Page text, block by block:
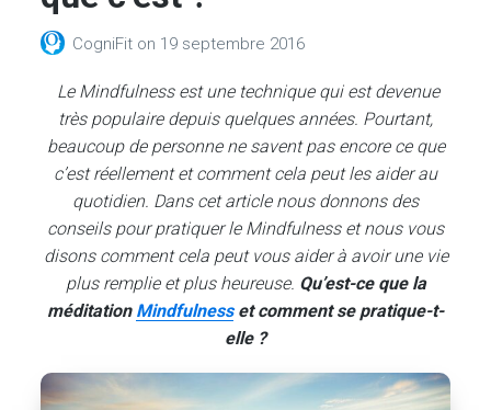
CogniFit on 19 septembre 2016
Le Mindfulness est une technique qui est devenue
très populaire depuis quelques années. Pourtant,
beaucoup de personne ne savent pas encore ce que
c’est réellement et comment cela peut les aider au
quotidien. Dans cet article nous donnons des
conseils pour pratiquer le Mindfulness et nous vous
disons comment cela peut vous aider à avoir une vie
plus remplie et plus heureuse. Qu’est-ce que la
méditation Mindfulnesset comment se pratique-t-
elle ?